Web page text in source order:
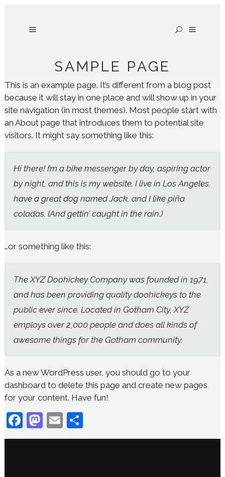
SAMPLE PAGE
This is an example page. It’s different from a blog post
because it will stay in one place and will show up in your
site navigation (in most themes). Most people start with
an About page that introduces them to potential site
visitors. It might say something like this:
Hi there! I’m a bike messenger by day, aspiring actor
by night, and this is my website. I live in Los Angeles,
have a great dog named Jack, and I like piña
coladas. (And gettin’ caught in the rain.)
…or something like this:
The XYZ Doohickey Company was founded in 1971,
and has been providing quality doohickeys to the
public ever since. Located in Gotham City, XYZ
employs over 2,000 people and does all kinds of
awesome things for the Gotham community.
As a new WordPress user, you should go to your
dashboard to delete this page and create new pages
for your content. Have fun!
Facebook
Mastodon
EmailShare